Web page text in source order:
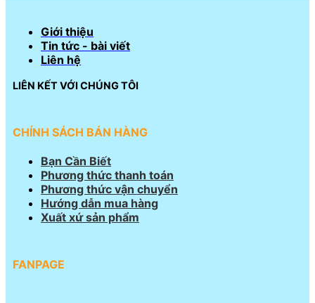
Giới thiệu
Tin tức - bài viết
Liên hệ
LIÊN KẾT VỚI CHÚNG TÔI
CHÍNH SÁCH BÁN HÀNG
Bạn Cần Biết
Phương thức thanh toán
Phương thức vận chuyển
Hướng dẫn mua hàng
Xuất xứ sản phẩm
FANPAGE